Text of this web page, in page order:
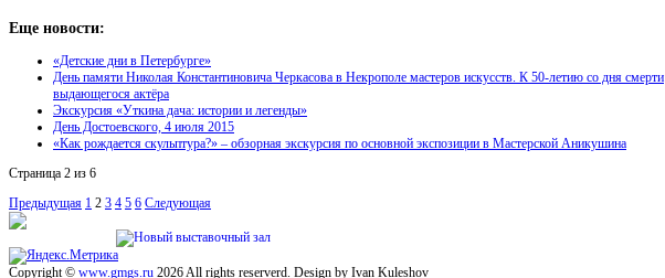
Еще новости:
«Детские дни в Петербурге»
День памяти Николая Константиновича Черкасова в Некрополе мастеров искусств. К 50-летию со дня смерти
выдающегося актёра
Экскурси​я «Уткина дача: истории и легенды»
День Достоевского, 4 июля 2015
«Как рождается скульптура?» – обзорная экскурсия по основной экспозиции в Мастерской Аникушина
Страница 2 из 6
Предыдущая 1 2 3 4 5 6 Следующая
Copyright © www.gmgs.ru 2026 All rights reserverd. Design by Ivan Kuleshov